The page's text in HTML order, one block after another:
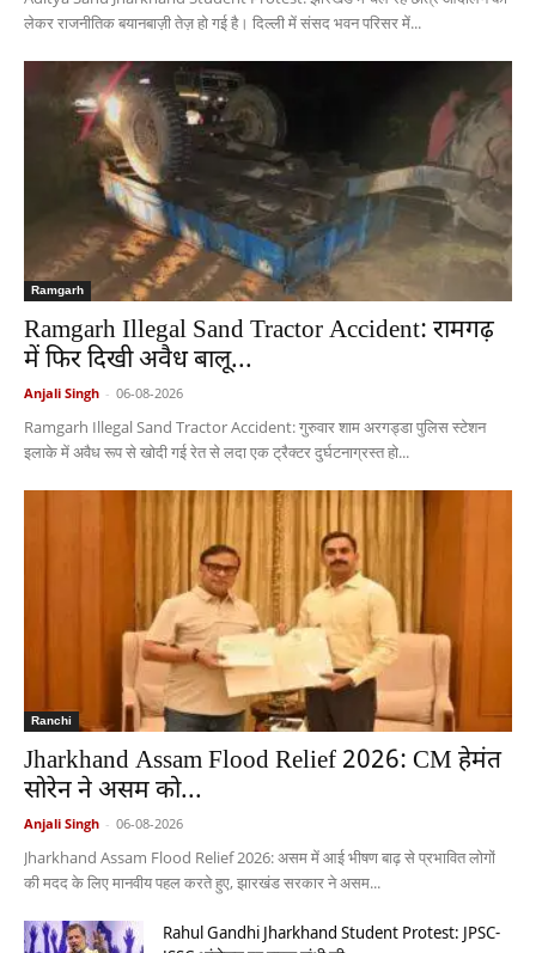
लेकर राजनीतिक बयानबाज़ी तेज़ हो गई है। दिल्ली में संसद भवन परिसर में...
Ramgarh
Ramgarh Illegal Sand Tractor Accident: रामगढ़
में फिर दिखी अवैध बालू...
Anjali Singh - 06-08-2026
Ramgarh Illegal Sand Tractor Accident: गुरुवार शाम अरगड्डा पुलिस स्टेशन
इलाके में अवैध रूप से खोदी गई रेत से लदा एक ट्रैक्टर दुर्घटनाग्रस्त हो...
Ranchi
Jharkhand Assam Flood Relief 2026: CM हेमंत
सोरेन ने असम को...
Anjali Singh - 06-08-2026
Jharkhand Assam Flood Relief 2026: असम में आई भीषण बाढ़ से प्रभावित लोगों
की मदद के लिए मानवीय पहल करते हुए, झारखंड सरकार ने असम...
Rahul Gandhi Jharkhand Student Protest: JPSC-